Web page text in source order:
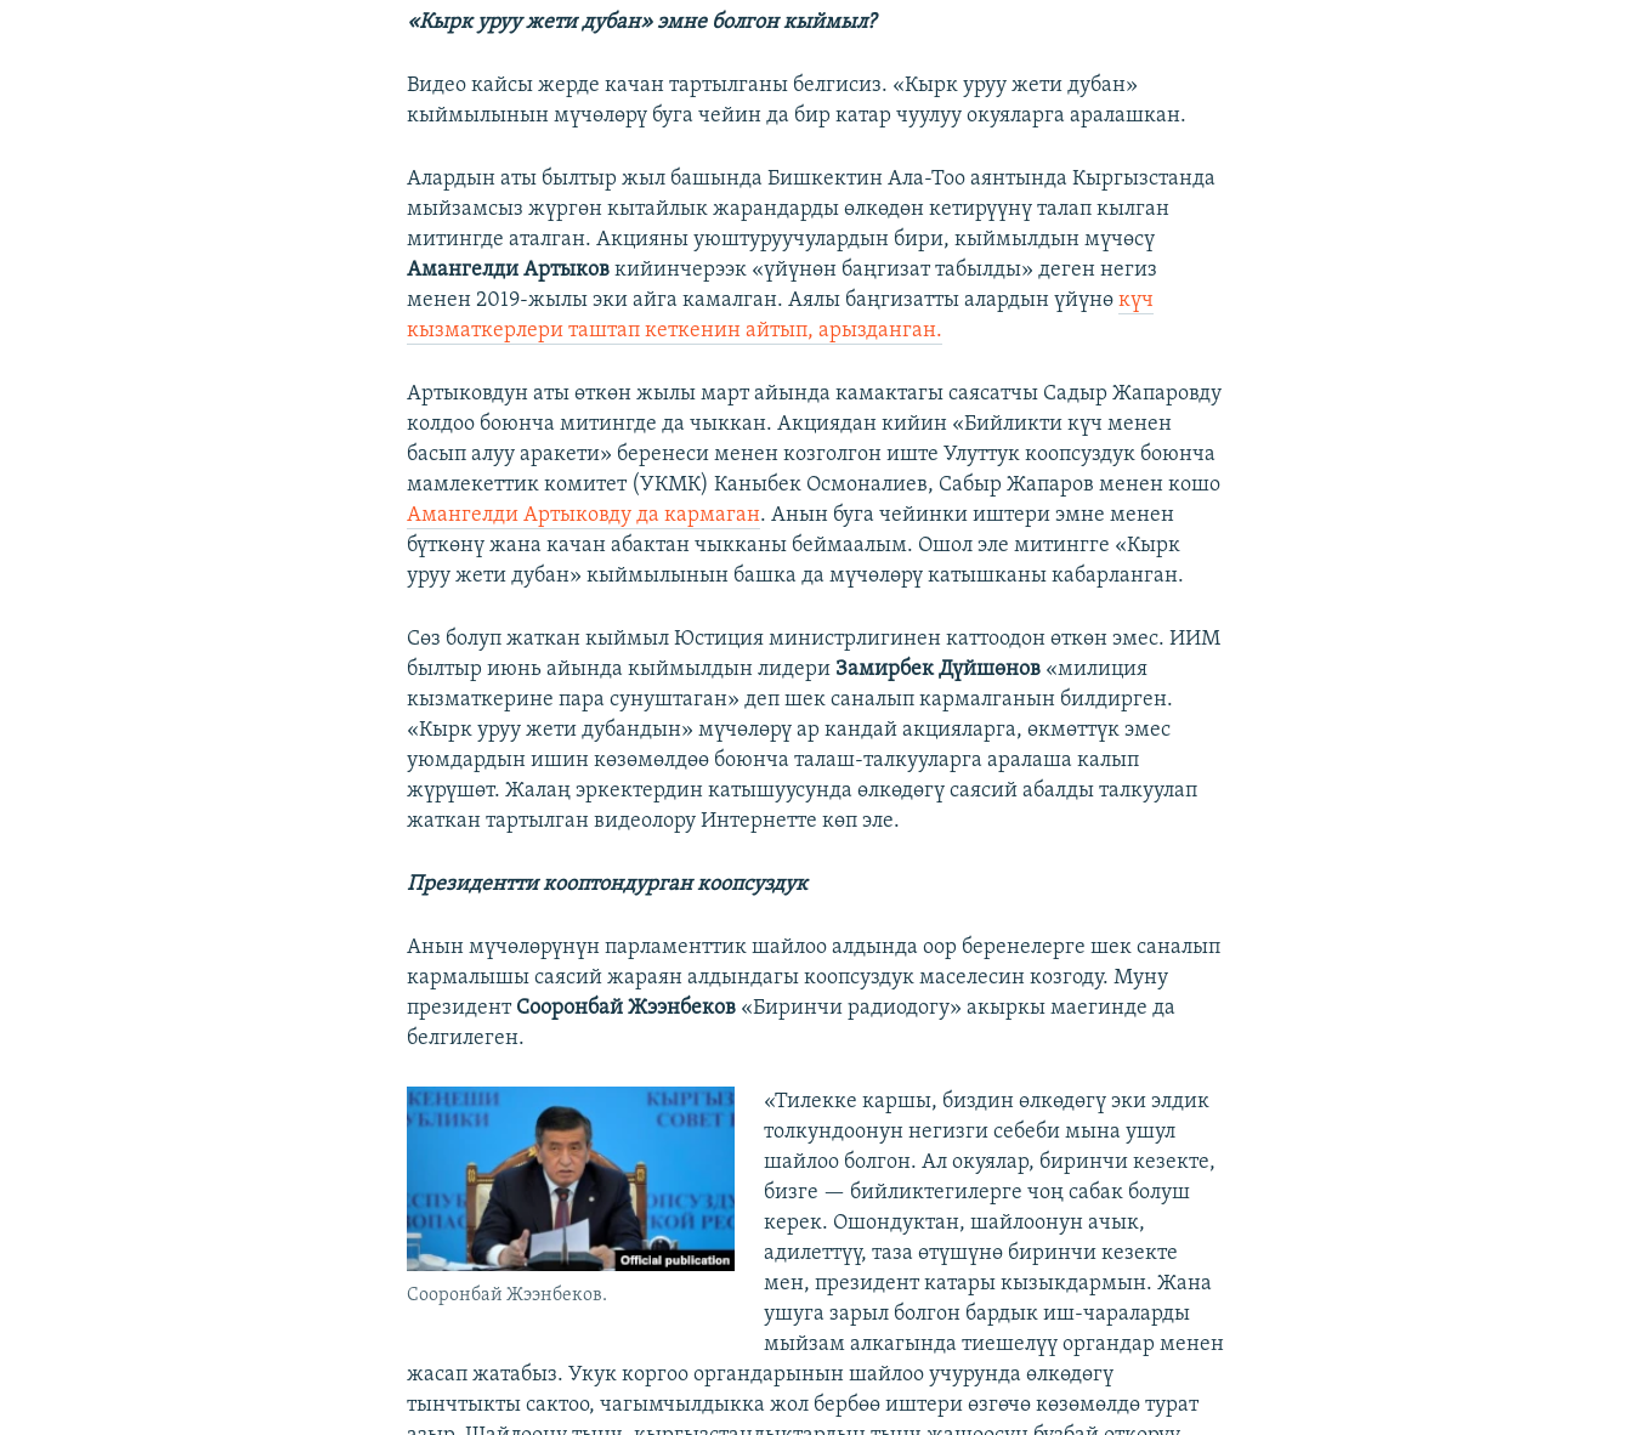
«Кырк уруу жети дубан»эмне болгон кыймыл?
Видео кайсы жерде качан тартылганы белгисиз. «Кырк уруу жети дубан»
кыймылынын мүчөлөрү буга чейин да бир катар чуулуу окуяларга аралашкан.
Алардын аты былтыр жыл башында Бишкектин Ала-Тоо аянтында Кыргызстанда
мыйзамсыз жүргөн кытайлык жарандарды өлкөдөн кетирүүнү талап кылган
митингде аталган. Акцияны уюштуруучулардын бири, кыймылдын мүчөсү
Амангелди Артыков кийинчерээк «үйүнөн баңгизат табылды» деген негиз
менен 2019-жылы эки айга камалган. Аялы баңгизатты алардын үйүнөкүч
кызматкерлери таштап кеткенин айтып, арызданган.
Артыковдун аты өткөн жылы март айында камактагы саясатчы Садыр Жапаровду
колдоо боюнча митингде да чыккан. Акциядан кийин «Бийликти күч менен
басып алуу аракети» беренеси менен козголгон иште Улуттук коопсуздук боюнча
мамлекеттик комитет (УКМК) Каныбек Осмоналиев, Сабыр Жапаров менен кошо
Амангелди Артыковду да кармаган. Анын буга чейинки иштери эмне менен
бүткөнү жана качан абактан чыкканы беймаалым. Ошол эле митингге «Кырк
уруу жети дубан» кыймылынын башка да мүчөлөрү катышканы кабарланган.
Сөз болуп жаткан кыймыл Юстиция министрлигинен каттоодон өткөн эмес. ИИМ
былтыр июнь айында кыймылдын лидери Замирбек Дүйшөнов «милиция
кызматкерине пара сунуштаган» деп шек саналып кармалганын билдирген.
«Кырк уруу жети дубандын» мүчөлөрү ар кандай акцияларга, өкмөттүк эмес
уюмдардын ишин көзөмөлдөө боюнча талаш-талкууларга аралаша калып
жүрүшөт. Жалаң эркектердин катышуусунда өлкөдөгү саясий абалды талкуулап
жаткан тартылган видеолору Интернетте көп эле.
Президентти кооптондурган коопсуздук
Анын мүчөлөрүнүн парламенттик шайлоо алдында оор беренелерге шек саналып
кармалышы саясий жараян алдындагы коопсуздук маселесин козгоду. Муну
президент Сооронбай Жээнбеков «Биринчи радиодогу» акыркы маегинде да
белгилеген.
Сооронбай Жээнбеков.
«Тилекке каршы, биздин өлкөдөгү эки элдик
толкундоонун негизги себеби мына ушул
шайлоо болгон. Ал окуялар, биринчи кезекте,
бизге — бийликтегилерге чоң сабак болуш
керек. Ошондуктан, шайлоонун ачык,
адилеттүү, таза өтүшүнө биринчи кезекте
мен, президент катары кызыкдармын. Жана
ушуга зарыл болгон бардык иш-чараларды
мыйзам алкагында тиешелүү органдар менен
жасап жатабыз. Укук коргоо органдарынын шайлоо учурунда өлкөдөгү
тынчтыкты сактоо, чагымчылдыкка жол бербөө иштери өзгөчө көзөмөлдө турат